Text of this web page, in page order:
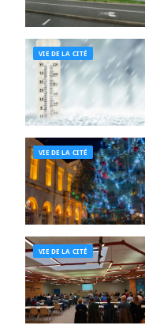
VIE DE LA CITÉ
VIE DE LA CITÉ
VIE DE LA CITÉ